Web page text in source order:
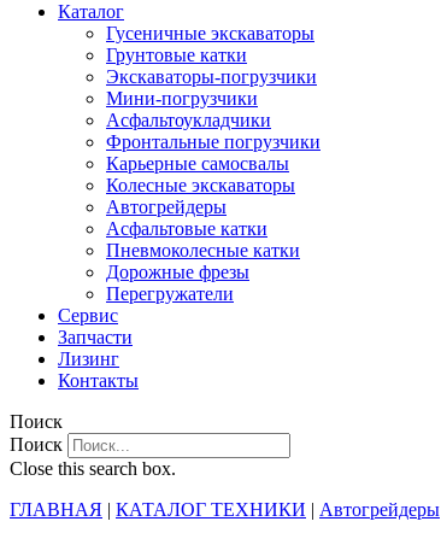
Каталог
Гусеничные экскаваторы
Грунтовые катки
Экскаваторы-погрузчики
Мини-погрузчики
Асфальтоукладчики
Фронтальные погрузчики
Карьерные самосвалы
Колесные экскаваторы
Автогрейдеры
Асфальтовые катки
Пневмоколесные катки
Дорожные фрезы
Перегружатели
Сервис
Запчасти
Лизинг
Контакты
Поиск
Поиск
Close this search box.
ГЛАВНАЯ | КАТАЛОГ ТЕХНИКИ | Автогрейдеры